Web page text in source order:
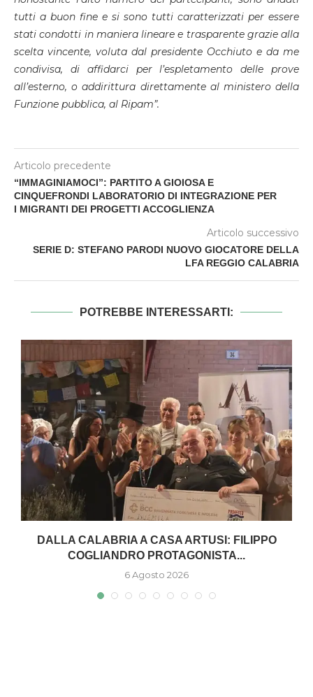
tutti a buon fine e si sono tutti caratterizzati per essere
stati condotti in maniera lineare e trasparente grazie alla
scelta vincente, voluta dal presidente Occhiuto e da me
condivisa, di affidarci per l’espletamento delle prove
all’esterno, o addirittura direttamente al ministero della
Funzione pubblica, al Ripam”.
Articolo precedente
“IMMAGINIAMOCI”: PARTITO A GIOIOSA E
CINQUEFRONDI LABORATORIO DI INTEGRAZIONE PER
I MIGRANTI DEI PROGETTI ACCOGLIENZA
Articolo successivo
SERIE D: STEFANO PARODI NUOVO GIOCATORE DELLA
LFA REGGIO CALABRIA
POTREBBE INTERESSARTI:
DALLA CALABRIA A CASA ARTUSI: FILIPPO
COGLIANDRO PROTAGONISTA...
6 Agosto 2026